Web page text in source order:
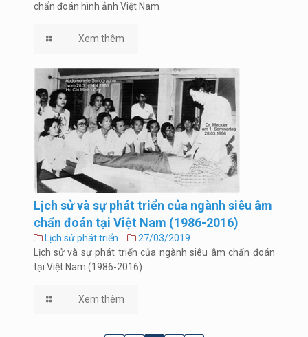
chẩn đoán hình ảnh Việt Nam
Xem thêm
Lịch sử và sự phát triển của ngành siêu âm
chẩn đoán tại Việt Nam (1986-2016)
Lịch sử phát triển
27/03/2019
Lịch sử và sự phát triển của ngành siêu âm chẩn đoán
tại Việt Nam (1986-2016)
Xem thêm